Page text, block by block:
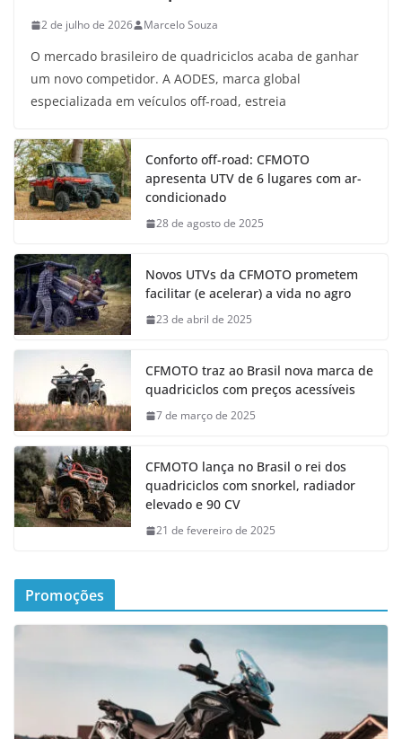
2 de julho de 2026 Marcelo Souza
O mercado brasileiro de quadriciclos acaba de ganhar
um novo competidor. A AODES, marca global
especializada em veículos off-road, estreia
Conforto off-road: CFMOTO
apresenta UTV de 6 lugares com ar-
condicionado
28 de agosto de 2025
Novos UTVs da CFMOTO prometem
facilitar (e acelerar) a vida no agro
23 de abril de 2025
CFMOTO traz ao Brasil nova marca de
quadriciclos com preços acessíveis
7 de março de 2025
CFMOTO lança no Brasil o rei dos
quadriciclos com snorkel, radiador
elevado e 90 CV
21 de fevereiro de 2025
Promoções